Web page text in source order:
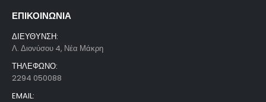
ΕΠΙΚΟΙΝΩΝΙΑ
ΔΙΕΥΘΥΝΣΗ:
Λ. Διονύσου 4, Νέα Μάκρη
ΤΗΛΕΦΩΝΟ:
2294 050088
EMAIL: